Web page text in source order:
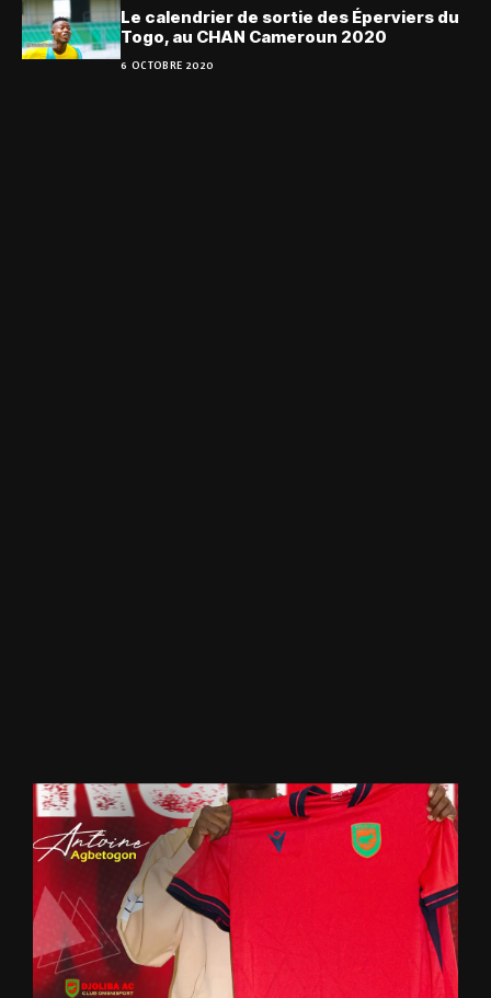
Le calendrier de sortie des Éperviers du
Togo, au CHAN Cameroun 2020
6 OCTOBRE 2020